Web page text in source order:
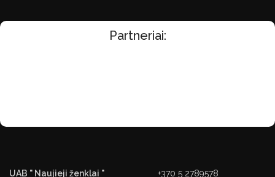
Partneriai:
UAB " Naujieji ženklai " +370 5 2789578